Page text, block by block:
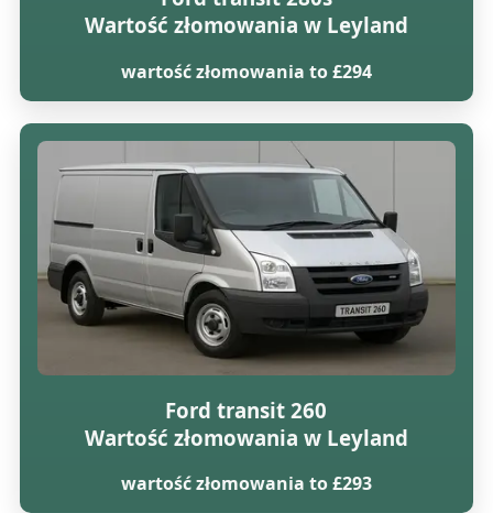
Wartość złomowania w Leyland
wartość złomowania to £294
Ford transit 260
Wartość złomowania w Leyland
wartość złomowania to £293